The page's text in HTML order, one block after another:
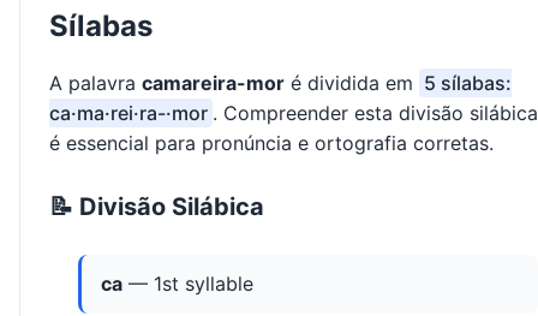
Sílabas
A palavra camareira-mor é dividida em 5 sílabas:
ca·ma·rei·ra-·mor . Compreender esta divisão silábica
é essencial para pronúncia e ortografia corretas.
📝 Divisão Silábica
ca — 1st syllable